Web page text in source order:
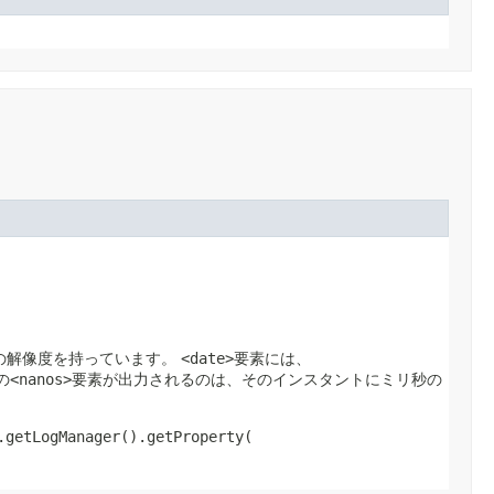
像度を持っています。 <date>要素には、
<nanos>要素が出力されるのは、そのインスタントにミリ秒の